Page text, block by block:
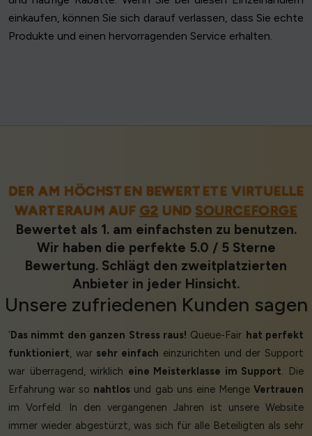
einkaufen, können Sie sich darauf verlassen, dass Sie echte
Produkte und einen hervorragenden Service erhalten.
DER AM HÖCHSTEN BEWERTETE VIRTUELLE
WARTERAUM AUF G2 UND SOURCEFORGE
Bewertet als 1. am einfachsten zu benutzen.
Wir haben die perfekte 5.0 / 5 Sterne
Bewertung. Schlägt den zweitplatzierten
Anbieter in jeder Hinsicht.
Unsere zufriedenen Kunden sagen
‘ Das nimmt den ganzen Stress raus! Queue-Fair hat perfekt
funktioniert, war sehr einfach einzurichten und der Support
war überragend, wirklich eine Meisterklasse im Support. Die
Erfahrung war so nahtlos und gab uns eine MengeVertrauen
im Vorfeld. In den vergangenen Jahren ist unsere Website
immer wieder abgestürzt, was sich für alle Beteiligten als sehr